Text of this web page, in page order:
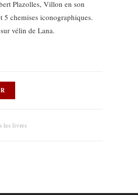
Plazolles, Villon en son
5 chemises iconographiques.
vélin de Lana.
les livres